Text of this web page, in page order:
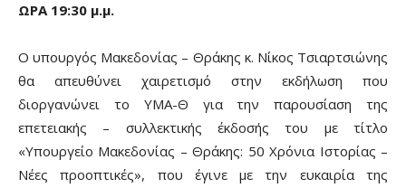
ΩΡΑ 19:30 μ.μ.
Ο υπουργός Μακεδονίας – Θράκης κ. Νίκος Τσιαρτσιώνης
θα απευθύνει χαιρετισμό στην εκδήλωση που
διοργανώνει το ΥΜΑ-Θ για την παρουσίαση της
επετειακής – συλλεκτικής έκδοσής του με τίτλο
«Υπουργείο Μακεδονίας – Θράκης: 50 Χρόνια Ιστορίας –
Νέες προοπτικές», που έγινε με την ευκαιρία της